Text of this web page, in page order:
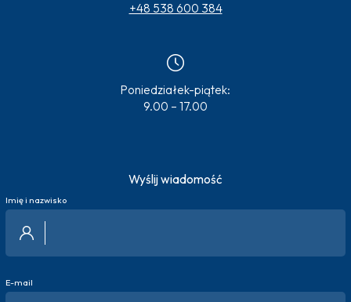
+48 538 600 384
Poniedziałek-piątek:
9.00 – 17.00
Wyślij wiadomość
Imię i nazwisko
E-mail